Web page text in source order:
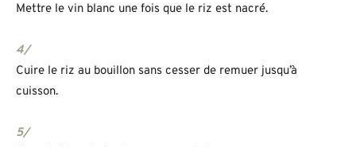
Mettre le vin blanc une fois que le riz est nacré.
4/
Cuire le riz au bouillon sans cesser de remuer jusqu’à
cuisson.
5/